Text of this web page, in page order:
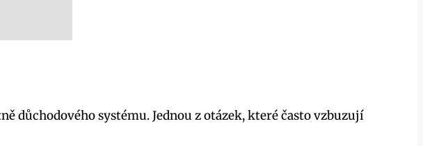
důchodového systému. Jednou z otázek, které často vzbuzují